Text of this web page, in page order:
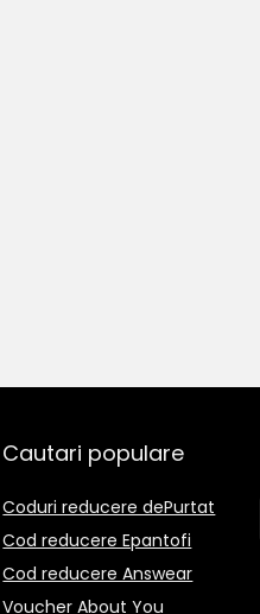
Cautari populare
Coduri reducere dePurtat
Cod reducere Epantofi
Cod reducere Answear
Voucher About You